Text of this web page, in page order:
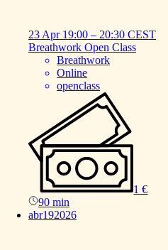
23 Apr 19:00 – 20:30 CEST
Breathwork Open Class
Breathwork
Online
openclass
1 €
90 min
abr192026